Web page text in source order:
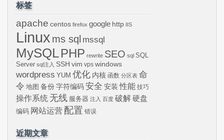
标签
apache centos firefox google http IIS
Linux ms sql mssql
MySQLPHP rewrite SEO sql SQL
Server sql注入 SSH vim vps windows
wordpress YUM 优化 内核 函数 分区表 命
令 地图 备份 字符编码 安全 安装 性能 技巧
操作系统 无线 服务器 注入 百度 破解硬盘
编码 网站运营 配置 错误
近期文章